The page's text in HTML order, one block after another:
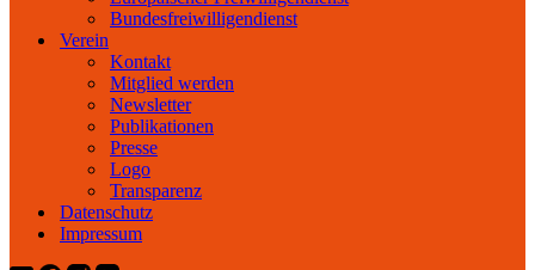
Bundesfreiwilligendienst
Verein
Kontakt
Mitglied werden
Newsletter
Publikationen
Presse
Logo
Transparenz
Datenschutz
Impressum